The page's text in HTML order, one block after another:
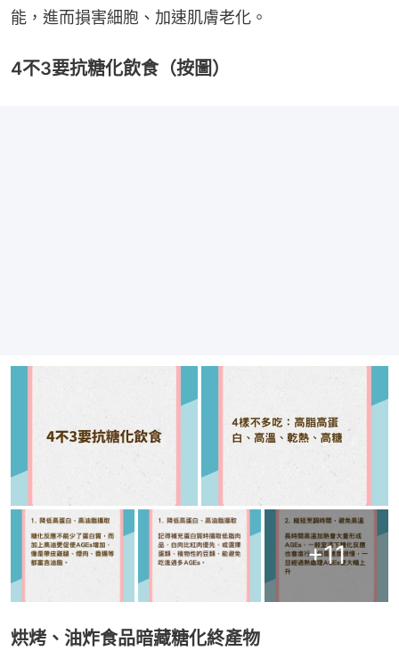
能，進而損害細胞、加速肌膚老化。
4不3要抗糖化飲食（按圖）
+11
烘烤、油炸食品暗藏糖化終產物